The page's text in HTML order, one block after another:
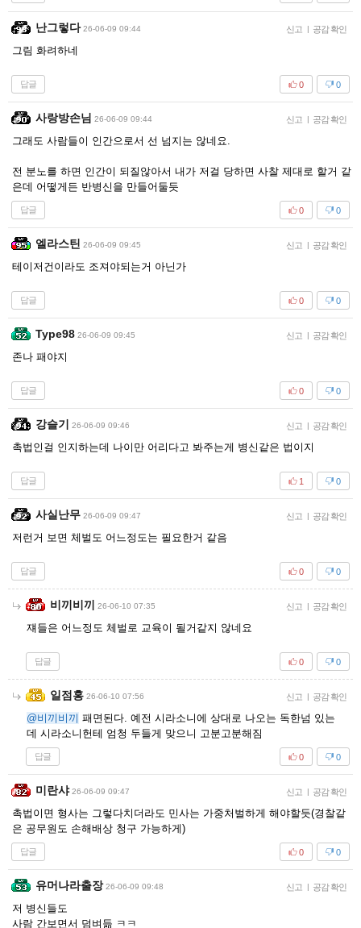
난그렇다 26-06-09 09:44 신고 | 공감 확인
그림 화려하네
답글 0
0
사랑방손님 26-06-09 09:44 신고 | 공감 확인
그래도 사람들이 인간으로서 선 넘지는 않네요.
전 분노를 하면 인간이 되질않아서 내가 저걸 당하면 사찰 제대로 할거 같
은데 어떻게든 반병신을 만들어둘듯
답글 0
0
엘라스틴 26-06-09 09:45 신고 | 공감 확인
테이저건이라도 조져야되는거 아닌가
답글 0
0
Type98 26-06-09 09:45 신고 | 공감 확인
존나 패야지
답글 0
0
강슬기 26-06-09 09:46 신고 | 공감 확인
촉법인걸 인지하는데 나이만 어리다고 봐주는게 병신같은 법이지
답글 0
1
사실난무 26-06-09 09:47 신고 | 공감 확인
저런거 보면 체벌도 어느정도는 필요한거 같음
답글 0
0
비끼비끼 26-06-10 07:35 신고 | 공감 확인
쟤들은 어느정도 체벌로 교육이 될거같지 않네요
답글 0
0
일점홍 26-06-10 07:56 신고 | 공감 확인
@비끼비끼 패면된다. 예전 시라소니에 상대로 나오는 독한넘 있는
데 시라소니헌테 엄청 두들게 맞으니 고분고분해짐
답글 0
0
미란샤 26-06-09 09:47 신고 | 공감 확인
촉법이면 형사는 그렇다치더라도 민사는 가중처벌하게 해야할듯(경찰같
은 공무원도 손해배상 청구 가능하게)
답글 0
0
유머나라출장 26-06-09 09:48 신고 | 공감 확인
저 병신들도
사람 간보면서 덤벼듦 ㅋㅋ